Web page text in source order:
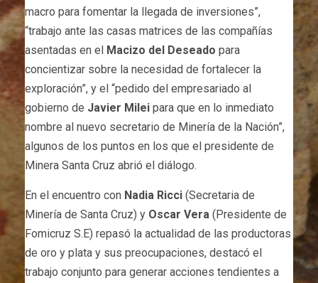
macro para fomentar la llegada de inversiones”,
“trabajo ante las casas matrices de las compañías
asentadas en el Macizo del Deseado para
concientizar sobre la necesidad de fortalecer la
exploración”, y el “pedido del empresariado al
gobierno de Javier Milei para que en lo inmediato
nombre al nuevo secretario de Minería de la Nación”,
algunos de los puntos en los que el presidente de
Minera Santa Cruz abrió el diálogo.
En el encuentro con Nadia Ricci (Secretaria de
Minería de Santa Cruz) y Oscar Vera (Presidente de
Fomicruz S.E) repasó la actualidad de las productoras
de oro y plata y sus preocupaciones, destacó el
trabajo conjunto para generar acciones tendientes a